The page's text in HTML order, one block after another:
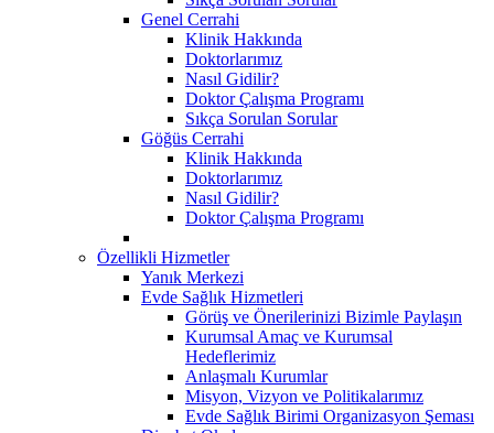
Genel Cerrahi
Klinik Hakkında
Doktorlarımız
Nasıl Gidilir?
Doktor Çalışma Programı
Sıkça Sorulan Sorular
Göğüs Cerrahi
Klinik Hakkında
Doktorlarımız
Nasıl Gidilir?
Doktor Çalışma Programı
Özellikli Hizmetler
Yanık Merkezi
Evde Sağlık Hizmetleri
Görüş ve Önerilerinizi Bizimle Paylaşın
Kurumsal Amaç ve Kurumsal
Hedeflerimiz
Anlaşmalı Kurumlar
Misyon, Vizyon ve Politikalarımız
Evde Sağlık Birimi Organizasyon Şeması